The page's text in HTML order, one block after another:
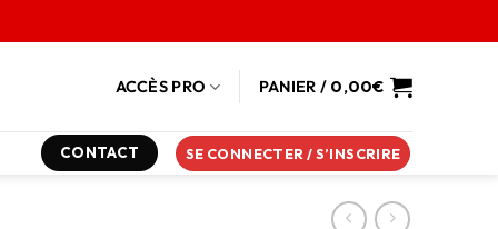
ACCÈS PRO PANIER / 0,00€
CONTACT SE CONNECTER / S’INSCRIRE